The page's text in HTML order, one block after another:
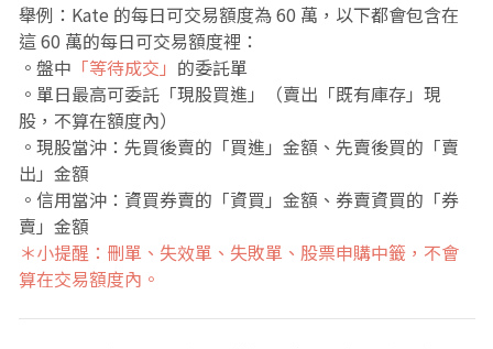
舉例：Kate 的每日可交易額度為 60 萬，以下都會包含在
這 60 萬的每日可交易額度裡：
。盤中 「等待成交」 的委託單
。單日最高可委託「現股買進」（賣出「既有庫存」現
股，不算在額度內）
。現股當沖：先買後賣的「買進」金額、先賣後買的「賣
出」金額
。信用當沖：資買券賣的「資買」金額、券賣資買的「券
賣」金額
＊小提醒：刪單、失效單、失敗單、股票申購中籤，不會
算在交易額度內。